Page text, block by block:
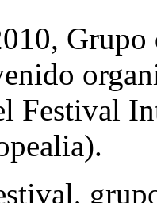
Festival